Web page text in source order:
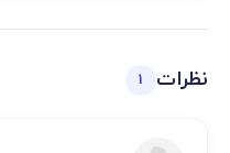
نظرات 1